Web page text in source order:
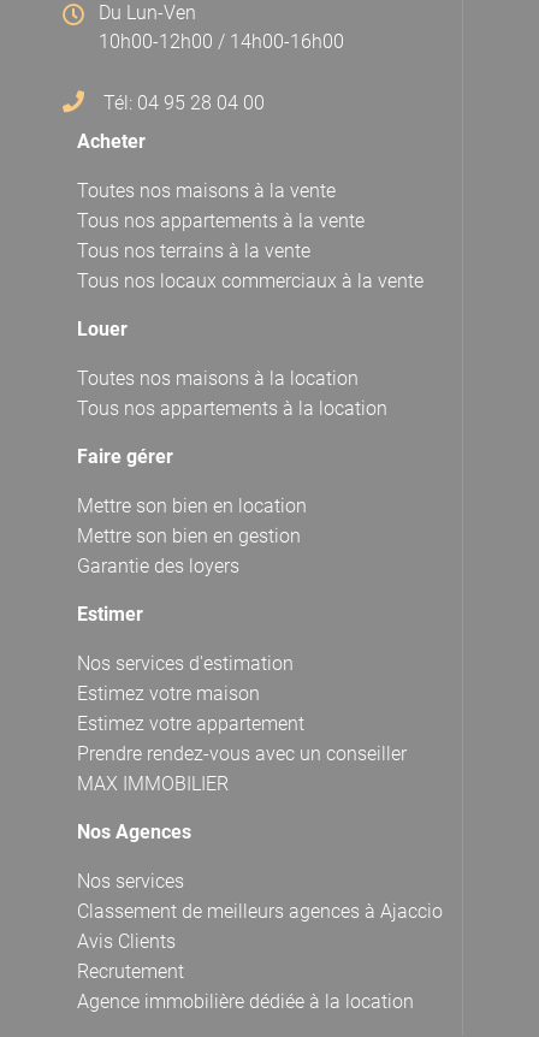
Du Lun-Ven
10h00-12h00 / 14h00-16h00
Tél: 04 95 28 04 00
Acheter
Toutes nos maisons à la vente
Tous nos appartements à la vente
Tous nos terrains à la vente
Tous nos locaux commerciaux à la vente
Louer
Toutes nos maisons à la location
Tous nos appartements à la location
Faire gérer
Mettre son bien en location
Mettre son bien en gestion
Garantie des loyers
Estimer
Nos services d'estimation
Estimez votre maison
Estimez votre appartement
Prendre rendez-vous avec un conseiller
MAX IMMOBILIER
Nos Agences
Nos services
Classement de meilleurs agences à Ajaccio
Avis Clients
Recrutement
Agence immobilière dédiée à la location